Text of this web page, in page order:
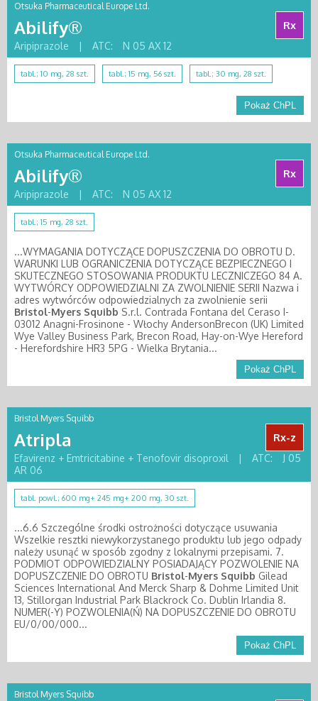
Otsuka Pharmaceutical Europe Ltd.
Abilify®
Rx
Aripiprazole
| ATC: N 05 AX 12
tabl.; 10 mg, 28 szt. tabl.; 15 mg, 56 szt. tabl.; 30 mg, 28 szt.
Pokaż ChPL
Otsuka Pharmaceutical Europe Ltd.
Abilify®
Rx
Aripiprazole
| ATC: N 05 AX 12
tabl.; 15 mg, 28 szt.
...WYMAGANIA DOTYCZĄCE DOPUSZCZENIA DO OBROTU D.
WARUNKI LUB OGRANICZENIA DOTYCZĄCE BEZPIECZNEGO I
SKUTECZNEGO STOSOWANIA PRODUKTU LECZNICZEGO 84 A.
WYTWÓRCY ODPOWIEDZIALNI ZA ZWOLNIENIE SERII Nazwa i
adres wytwórców odpowiedzialnych za zwolnienie serii
Bristol-Myers Squibb S.r.l. Contrada Fontana del Ceraso I-
03012 Anagni-Frosinone - Włochy AndersonBrecon (UK) Limited
Wye Valley Business Park, Brecon Road, Hay-on-Wye Hereford
- Herefordshire HR3 5PG - Wielka Brytania...
Pokaż ChPL
Bristol Myers Squibb
Atripla
Rx-z
Efavirenz + Emtricitabine + Tenofovir disoproxil
| ATC:
J 05
AR 06
tabl. powl.; 600 mg+ 245 mg+ 200 mg, 30 szt.
...6.6 Szczególne środki ostrożności dotyczące usuwania
Wszelkie resztki niewykorzystanego produktu lub jego odpady
należy usunąć w sposób zgodny z lokalnymi przepisami. 7.
PODMIOT ODPOWIEDZIALNY POSIADAJĄCY POZWOLENIE NA
DOPUSZCZENIE DO OBROTU Bristol-Myers Squibb Gilead
Sciences International And Merck Sharp & Dohme Limited Unit
13, Stillorgan Industrial Park Blackrock Co. Dublin Irlandia 8.
NUMER(-Y) POZWOLENIA(Ń) NA DOPUSZCZENIE DO OBROTU
EU/0/00/000...
Pokaż ChPL
Bristol Myers Squibb